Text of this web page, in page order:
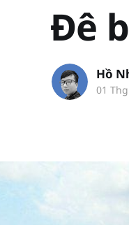
Đê
Hồ
01